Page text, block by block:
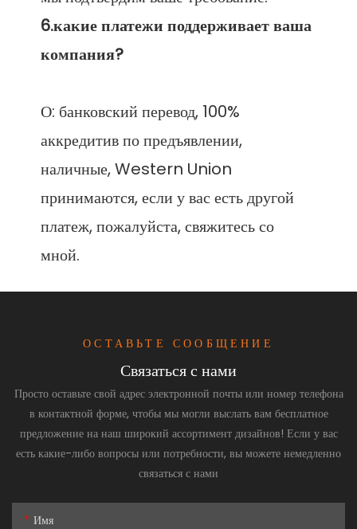
6.какие платежи поддерживает ваша
О: банковский перевод, 100%
аккредитив по предъявлении,
наличные, Western Union
принимаются, если у вас есть другой
платеж, пожалуйста, свяжитесь со
ОСТАВЬТЕ СООБЩЕНИЕ
Связаться с нами
Просто оставьте свой адрес электронной почты или номер телефона
в контактной форме, чтобы мы могли выслать вам бесплатное
предложение на наш широкий ассортимент дизайнов! Если у вас
есть какие-либо вопросы или потребности, вы можете немедленно
связаться с нами
Имя